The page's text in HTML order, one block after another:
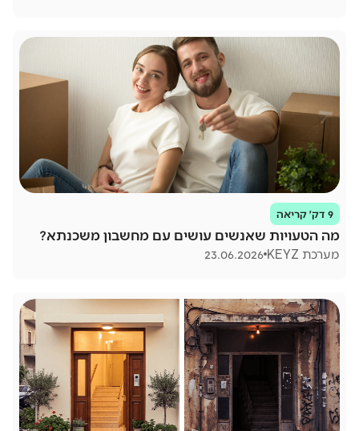
9 דק׳ קריאה
מה הטעויות שאנשים עושים עם מחשבון משכנתא?
מערכת KEYZ 23.06.2026